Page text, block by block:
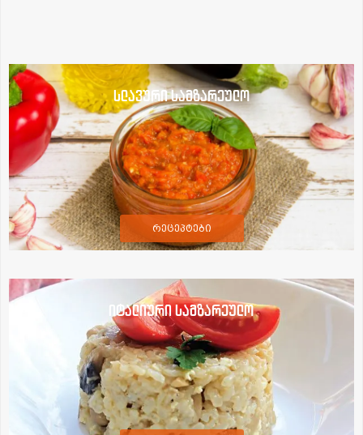
სლავური სამზარეულო
რეცეპტები
იტალიური სამზარეულო